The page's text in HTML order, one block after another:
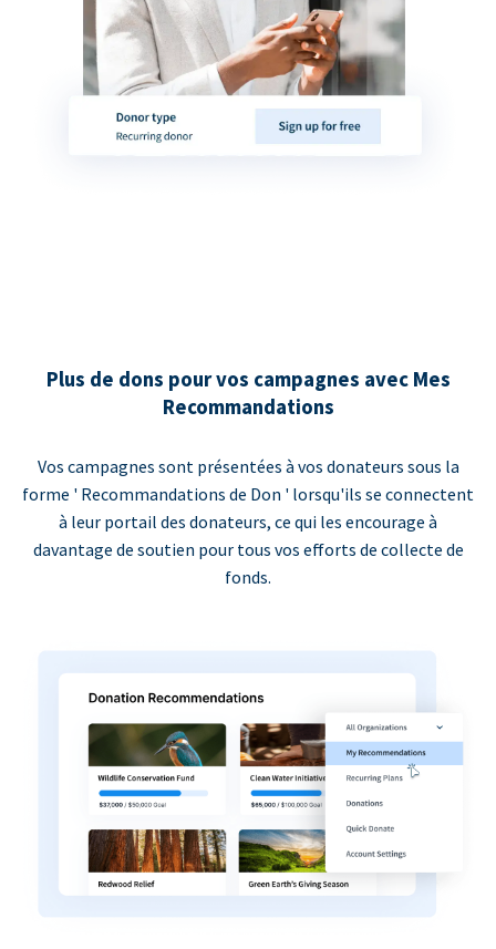
Plus de dons pour vos campagnes avec Mes
Recommandations
Vos campagnes sont présentées à vos donateurs sous la
forme ' Recommandations de Don ' lorsqu'ils se connectent
à leur portail des donateurs, ce qui les encourage à
davantage de soutien pour tous vos efforts de collecte de
fonds.